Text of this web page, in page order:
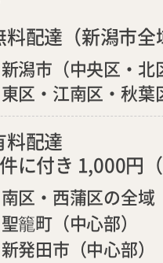
料配達（新潟市全
新潟市（中央区・北
東区・江南区・秋葉
料配達
に付き 1,000円
南区・西蒲区の全域
聖籠町（中心部）
新発田市（中心部）